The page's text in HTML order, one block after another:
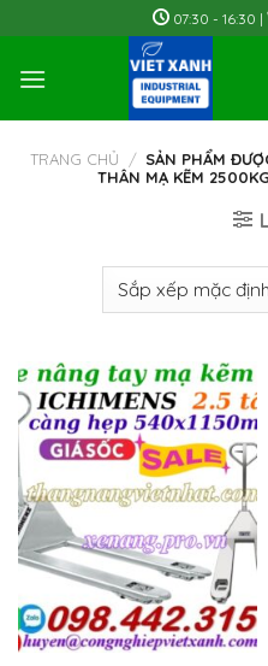
to
content
07:30 - 16:30 |
TRANG CHỦ / SẢN PHẨM
THÂN MẠ KẼM